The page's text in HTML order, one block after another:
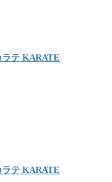
テ KARATE
テ KARATE